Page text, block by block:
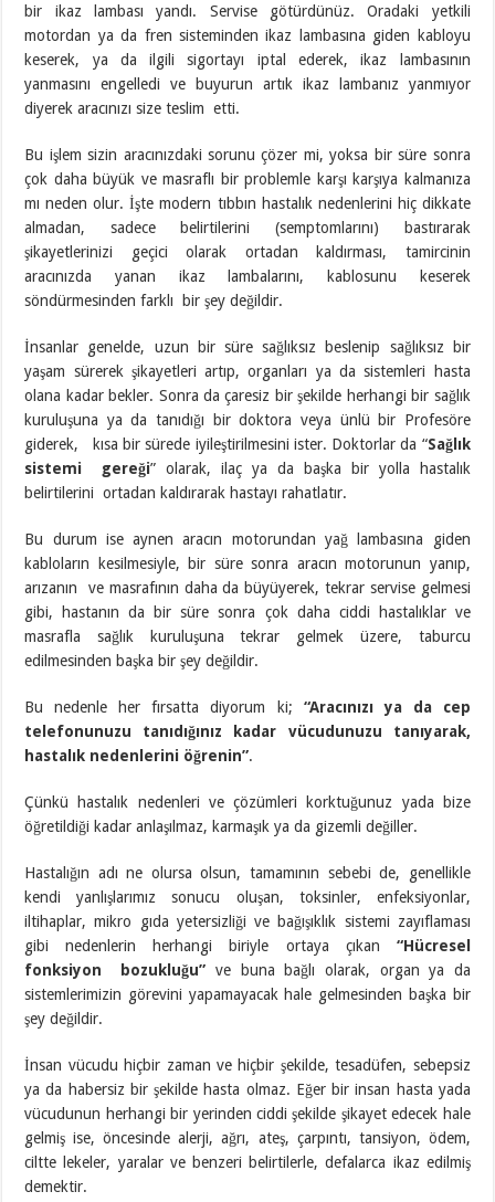
bir ikaz lambası yandı. Servise götürdünüz. Oradaki yetkili
motordan ya da fren sisteminden ikaz lambasına giden kabloyu
keserek, ya da ilgili sigortayı iptal ederek, ikaz lambasının
yanmasını engelledi ve buyurun artık ikaz lambanız yanmıyor
diyerek aracınızı size teslim etti.
Bu işlem sizin aracınızdaki sorunu çözer mi, yoksa bir süre sonra
çok daha büyük ve masraflı bir problemle karşı karşıya kalmanıza
mı neden olur. İşte modern tıbbın hastalık nedenlerini hiç dikkate
almadan, sadece belirtilerini (semptomlarını) bastırarak
şikayetlerinizi geçici olarak ortadan kaldırması, tamircinin
aracınızda yanan ikaz lambalarını, kablosunu keserek
söndürmesinden farklı bir şey değildir.
İnsanlar genelde, uzun bir süre sağlıksız beslenip sağlıksız bir
yaşam sürerek şikayetleri artıp, organları ya da sistemleri hasta
olana kadar bekler. Sonra da çaresiz bir şekilde herhangi bir sağlık
kuruluşuna ya da tanıdığı bir doktora veya ünlü bir Profesöre
giderek, kısa bir sürede iyileştirilmesini ister. Doktorlar da “Sağlık
sistemi gereği” olarak, ilaç ya da başka bir yolla hastalık
belirtilerini ortadan kaldırarak hastayı rahatlatır.
Bu durum ise aynen aracın motorundan yağ lambasına giden
kabloların kesilmesiyle, bir süre sonra aracın motorunun yanıp,
arızanın ve masrafının daha da büyüyerek, tekrar servise gelmesi
gibi, hastanın da bir süre sonra çok daha ciddi hastalıklar ve
masrafla sağlık kuruluşuna tekrar gelmek üzere, taburcu
edilmesinden başka bir şey değildir.
Bu nedenle her fırsatta diyorum ki; “Aracınızı ya da cep
telefonunuzu tanıdığınız kadar vücudunuzu tanıyarak,
hastalık nedenlerini öğrenin”.
Çünkü hastalık nedenleri ve çözümleri korktuğunuz yada bize
öğretildiği kadar anlaşılmaz, karmaşık ya da gizemli değiller.
Hastalığın adı ne olursa olsun, tamamının sebebi de, genellikle
kendi yanlışlarımız sonucu oluşan, toksinler, enfeksiyonlar,
iltihaplar, mikro gıda yetersizliği ve bağışıklık sistemi zayıflaması
gibi nedenlerin herhangi biriyle ortaya çıkan “Hücresel
fonksiyon bozukluğu”ve buna bağlı olarak, organ ya da
sistemlerimizin görevini yapamayacak hale gelmesinden başka bir
şey değildir.
İnsan vücudu hiçbir zaman ve hiçbir şekilde, tesadüfen, sebepsiz
ya da habersiz bir şekilde hasta olmaz. Eğer bir insan hasta yada
vücudunun herhangi bir yerinden ciddi şekilde şikayet edecek hale
gelmiş ise, öncesinde alerji, ağrı, ateş, çarpıntı, tansiyon, ödem,
ciltte lekeler, yaralar ve benzeri belirtilerle, defalarca ikaz edilmiş
demektir.